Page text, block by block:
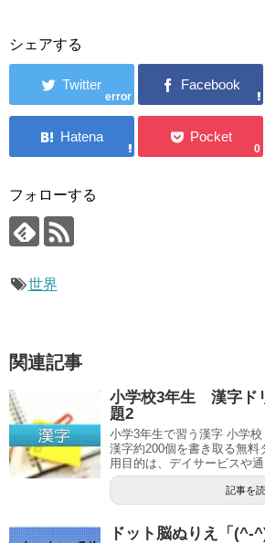
シェアする
error
0
フォローする
世界
関連記事
小学校3年生 漢字ド
題2
小学3年生で習う漢字 小学
漢字約200個を書き取る無料
用目的は、デイサービスや通
記事を
ドット脳ぬりえ「(^-^)